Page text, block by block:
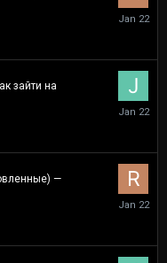
January
22
зайти на
January
22
—
January
22